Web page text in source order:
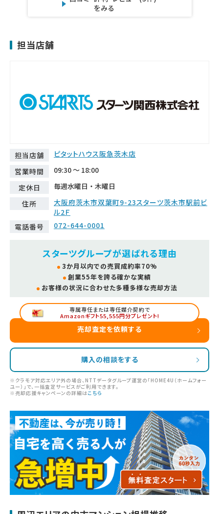
をみる
担当店舗
担当店舗
ピタットハウス阪急茨木店
営業時間
09:30 ～ 18:00
定休日
毎週水曜日・木曜日
住所
大阪府茨木市双葉町9-23スターツ茨木市駅前ビ
ル2Ｆ
電話番号
072-644-0001
スターツグループが選ばれる理由
3か月以内での売買成約率70%
創業55年を誇る確かな実績
お客様の状況に合わせた多種多様な売却方法
専属専任または専任媒介契約で
Amazonギフト55,555円分プレゼント!
売却査定を依頼する
購入の相談をする
※クラモア対応エリア外の場合、NTTデータグループ運営の「HOME4U（ホームフォー
ユー）」で、一括査定サービスがご利用できます。
※売却応援キャンペーンの詳細はこちら